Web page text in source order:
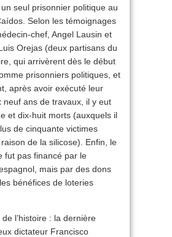
un seul prisonnier politique au
Selon les témoignages
chef, Angel Lausin et
Orejas (deux partisans du
qui arrivèrent dès le début
prisonniers politiques, et
après avoir exécuté leur
neuf ans de travaux, il y eut
et dix-huit morts (auxquels il
de cinquante victimes
de la silicose). Enfin, le
fut pas financé par le
mais par des dons
bénéfices de loteries
l’histoire : la dernière
dictateur Francisco